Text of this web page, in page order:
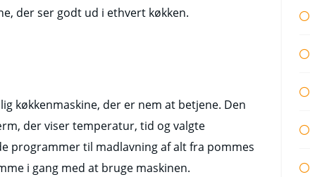
der ser godt ud i ethvert køkken.
køkkenmaskine, der er nem at betjene. Den
der viser temperatur, tid og valgte
programmer til madlavning af alt fra pommes
i gang med at bruge maskinen.